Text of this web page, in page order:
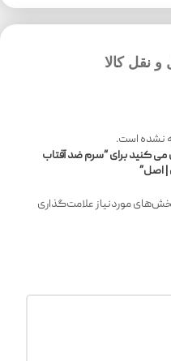
نقل کالا
نشده است.
می کنید برای “سرم ضد آفتاب
موردنیاز علامت‌گذاری